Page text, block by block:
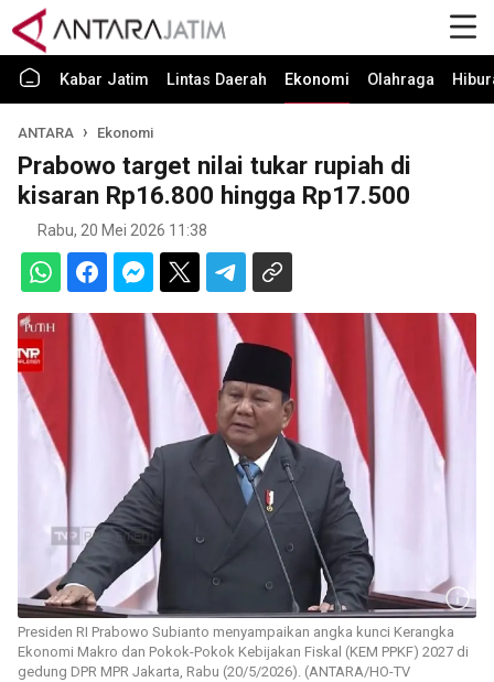
Kabar Jatim Lintas Daerah Ekonomi Olahraga
ANTARA Ekonomi
Prabowo target nilai tukar rupiah di
kisaran Rp16.800 hingga Rp17.500
Rabu, 20 Mei 2026 11:38
Presiden RI Prabowo Subianto menyampaikan angka kunci Kerangka
Ekonomi Makro dan Pokok-Pokok Kebijakan Fiskal (KEM PPKF) 2027 di
gedung DPR MPR Jakarta, Rabu (20/5/2026). (ANTARA/HO-TV